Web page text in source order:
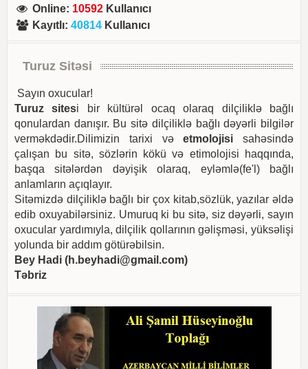
Online: 10592 Kullanıcı
Kayıtlı:40814 Kullanıcı
Turuz Sitəsi
Sayın oxucular!
Turuz sitesi bir kültürəl ocaq olaraq dilçiliklə bağlı
qonulardan danışır. Bu sitə dilçiliklə bağlı dəyərli bilgilər
verməkdədir.Dilimizin tarixi vəetmolojisi sahəsində
çalışan bu sitə, sözlərin kökü və etimolojisi haqqında,
başqa sitələrdən dəyişik olaraq, eyləmlə(fe'l) bağlı
anlamların açıqlayır.
Sitəmizdə dilçiliklə bağlı bir çox kitab,sözlük, yazılar əldə
edib oxuyabilərsiniz. Umuruq ki bu sitə, siz dəyərli, sayın
oxucular yardımıyla, dilçilik qollarının gəlişməsi, yüksəlişi
yolunda bir addım götürəbilsin.
Bey Hadi (h.beyhadi@gmail.com)
Təbriz